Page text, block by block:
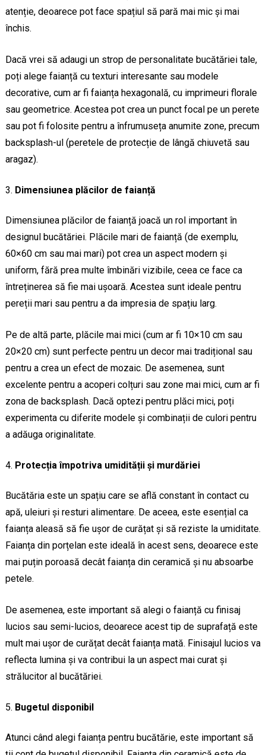
atenție, deoarece pot face spațiul să pară mai mic și mai
închis.
Dacă vrei să adaugi un strop de personalitate bucătăriei tale,
poți alege faianță cu texturi interesante sau modele
decorative, cum ar fi faianța hexagonală, cu imprimeuri florale
sau geometrice. Acestea pot crea un punct focal pe un perete
sau pot fi folosite pentru a înfrumuseța anumite zone, precum
backsplash-ul (peretele de protecție de lângă chiuvetă sau
aragaz).
Dimensiunea plăcilor de faianță
Dimensiunea plăcilor de faianță joacă un rol important în
designul bucătăriei. Plăcile mari de faianță (de exemplu,
60×60 cm sau mai mari) pot crea un aspect modern și
uniform, fără prea multe îmbinări vizibile, ceea ce face ca
întreținerea să fie mai ușoară. Acestea sunt ideale pentru
pereții mari sau pentru a da impresia de spațiu larg.
Pe de altă parte, plăcile mai mici (cum ar fi 10×10 cm sau
20×20 cm) sunt perfecte pentru un decor mai tradițional sau
pentru a crea un efect de mozaic. De asemenea, sunt
excelente pentru a acoperi colțuri sau zone mai mici, cum ar fi
zona de backsplash. Dacă optezi pentru plăci mici, poți
experimenta cu diferite modele și combinații de culori pentru
a adăuga originalitate.
Protecția împotriva umidității și murdăriei
Bucătăria este un spațiu care se află constant în contact cu
apă, uleiuri și resturi alimentare. De aceea, este esențial ca
faianța aleasă să fie ușor de curățat și să reziste la umiditate.
Faianța din porțelan este ideală în acest sens, deoarece este
mai puțin poroasă decât faianța din ceramică și nu absoarbe
petele.
De asemenea, este important să alegi o faianță cu finisaj
lucios sau semi-lucios, deoarece acest tip de suprafață este
mult mai ușor de curățat decât faianța mată. Finisajul lucios va
reflecta lumina și va contribui la un aspect mai curat și
strălucitor al bucătăriei.
Bugetul disponibil
Atunci când alegi faianța pentru bucătărie, este important să